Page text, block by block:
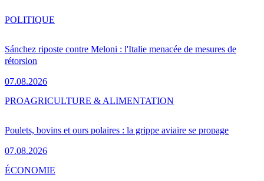
Sánchez riposte contre Meloni : l'Italie menacée de mesures de
rétorsion
07.08.2026
POLITIQUE
Poulets, bovins et ours polaires : la grippe aviaire se propage
07.08.2026
PROAGRICULTURE & ALIMENTATION
ÉCONOMIE